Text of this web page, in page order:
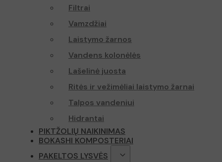
Filtrai
Vamzdžiai
Laistymo žarnos
Vandens kolonėlės
Lašelinė juosta
Ritės ir vežimėliai laistymo žarnai
Talpos vandeniui
Hidrantai
PIKTŽOLIŲ NAIKINIMAS
BOKASHI KOMPOSTERIAI
PAKELTOS LYSVĖS